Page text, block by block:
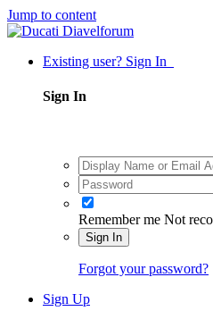
Jump to content
Existing user? Sign In
Sign In
Remember me Not
Sign In
Forgot your password?
Sign Up